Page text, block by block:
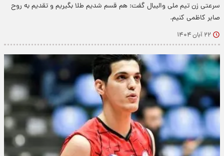
سرعتی زن تیم ملی والیبال گفت: هم قسم شدیم طلا بگیریم و تقدیم به روح
صابر کاظمی کنیم.
۲۲ آبان ۱۴۰۴